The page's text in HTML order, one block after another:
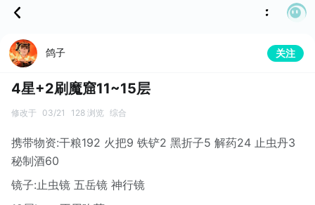
鸽子 关注
4星+2刷魔窟11~15层
修改于 03/21 128 浏览 综合
携带物资:干粮192 火把9 铁铲2 黑折子5 解药24 止虫丹3
秘制酒60
镜子:止虫镜 五岳镜 神行镜